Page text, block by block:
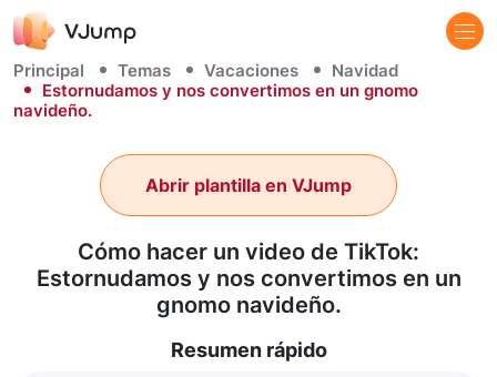
Principal Temas Vacaciones
Navidad
Estornudamos y nos convertimos en un gnomo
navideño.
Cómo hacer un video de TikTok:
Estornudamos y nos convertimos en un
gnomo navideño.
Abrir plantilla en VJump
Resumen rápido